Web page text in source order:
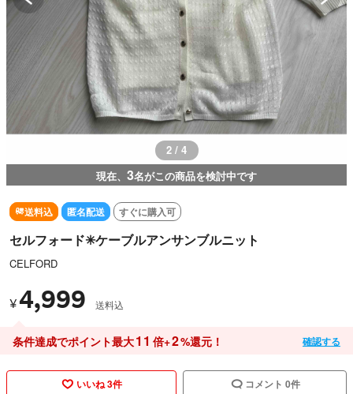
2 / 4
現在、 3名がこの商品を検討中です
送料込 匿名配送 すぐに購入可
セルフォード✳︎ケーブルアンサンブルニット
CELFORD
¥4,999 送料込
条件達成でポイント最大11 倍+2%還元！ 確認する
いいね 3件 コメント 0件